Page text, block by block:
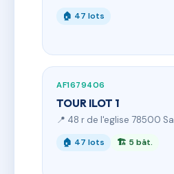
🏠 47 lots
AF1679406
TOUR ILOT 1
📍 48 r de l'eglise 78500
🏠 47 lots 🏗 5 bât.